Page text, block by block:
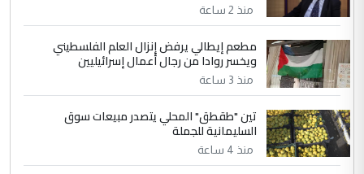
مضجعيك يابن الزنا (نص كامل)
5 حيدر عاشور
التعليق : تحياتي لك استاذ حامدتركان. كلام
دقيق ومسؤول؛ فالاستثمار الحقيقي للإنسان
وثروات البلد يعتمد على الكفاءة ...
الموضوع :
بين الإهمال واغتصاب الأرض.. بلاد
الرافدين تعاني الجفاف والتصحر!!
منذ 2 ساعة
مطعم إيطالي يرفض إنزال العلم الفلسطيني
ويخسر روادا من رجال أعمال إسرائيليين
منذ 3 ساعة
تين "طقطق" المحلي يتصدر مبيعات سوق
السليمانية للجملة
منذ 4 ساعة